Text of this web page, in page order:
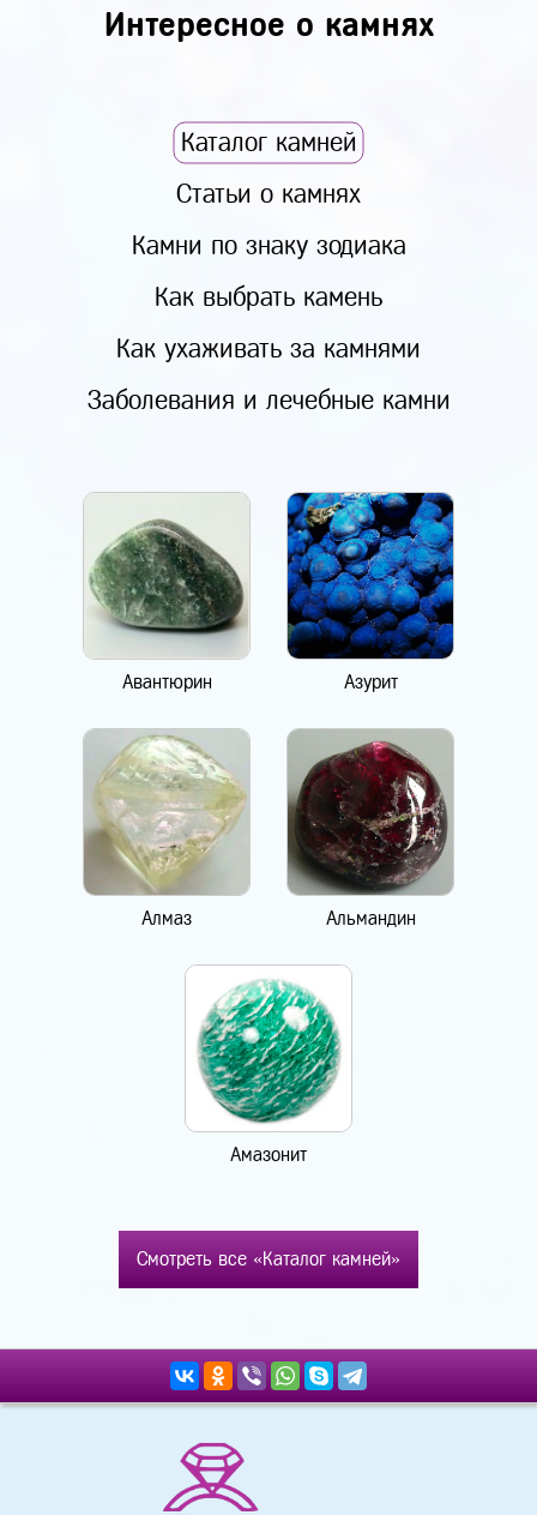
Интересное о камнях
Каталог камней
Статьи о камнях
Камни по знаку зодиака
Как выбрать камень
Как ухаживать за камнями
Заболевания и лечебные камни
Авантюрин Азурит
Алмаз Альмандин
Амазонит
Смотреть все «Каталог камней»